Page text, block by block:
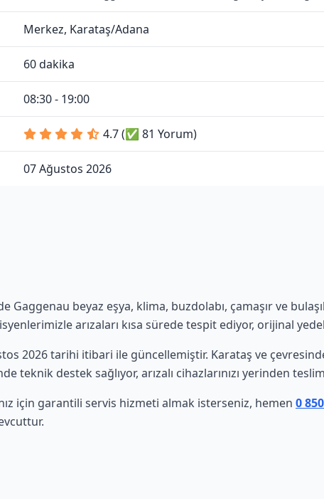
Merkez, Karataş/Adana
60 dakika
08:30 - 19:00
4.7 (✅ 81 Yorum)
07 Ağustos 2026
Gaggenau beyaz eşya, klima, buzdolabı, çamaşır ve
arızaları kısa sürede tespit ediyor, orijinal
2026 tarihi itibari ile güncellemiştir. Karataş ve
teknik destek sağlıyor, arızalı cihazlarınızı yerinden
için garantili servis hizmeti almak isterseniz, hemen 0